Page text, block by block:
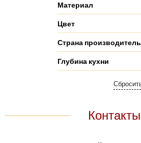
Материал
Цвет
Страна производитель
Глубина кухни
Контакты